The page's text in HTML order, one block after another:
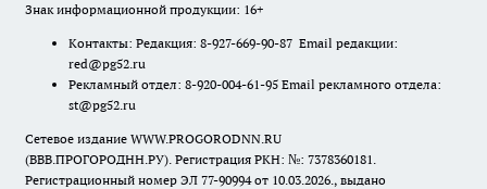
Знак информационной продукции: 16+
Контакты: Редакция: 8-927-669-90-87 Email редакции:
red@pg52.ru
Рекламный отдел: 8-920-004-61-95 Email рекламного отдела:
st@pg52.ru
Сетевое издание WWW.PROGORODNN.RU
(ВВВ.ПРОГОРОДНН.РУ). Регистрация РКН: №: 7378360181.
Регистрационный номер ЭЛ 77-90994 от 10.03.2026., выдано